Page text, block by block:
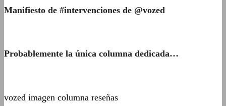
Manifiesto de #intervenciones de @vozed
Probablemente la única columna dedicada…
vozed imagen columna reseñas